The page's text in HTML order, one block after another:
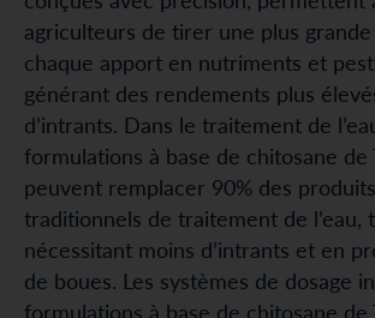
agriculteurs de tirer une plus
chaque apport en nutriments et
générant des rendements plus
d’intrants. Dans le traitement de
formulations à base de chitosane de
peuvent remplacer 90% des
traditionnels de traitement de l’eau,
nécessitant moins d’intrants et en
de boues. Les systèmes de dosage
formulations à base de chitosane de